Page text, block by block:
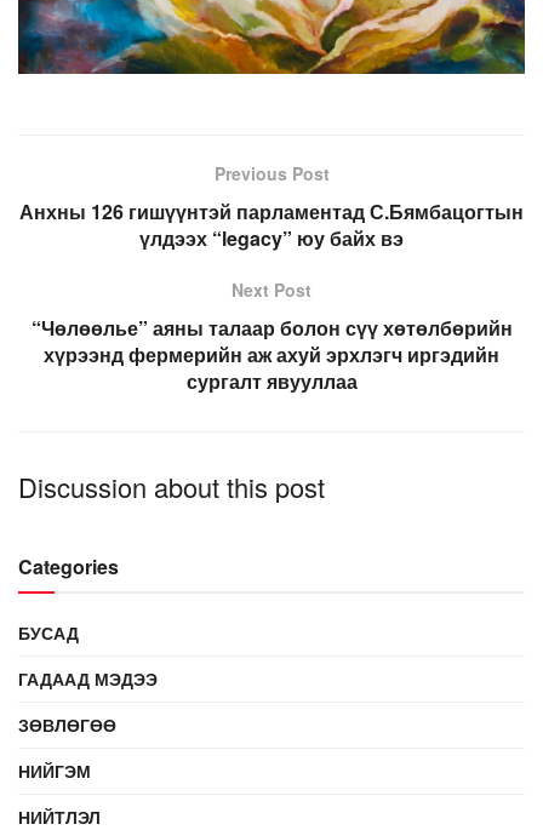
Previous Post
Анхны 126 гишүүнтэй парламентад С.Бямбацогтын
үлдээх “legacy” юу байх вэ
Next Post
“Чөлөөлье” аяны талаар болон сүү хөтөлбөрийн
хүрээнд фермерийн аж ахуй эрхлэгч иргэдийн
сургалт явууллаа
Discussion about this post
Categories
БУСАД
ГАДААД МЭДЭЭ
ЗӨВЛӨГӨӨ
НИЙГЭМ
НИЙТЛЭЛ